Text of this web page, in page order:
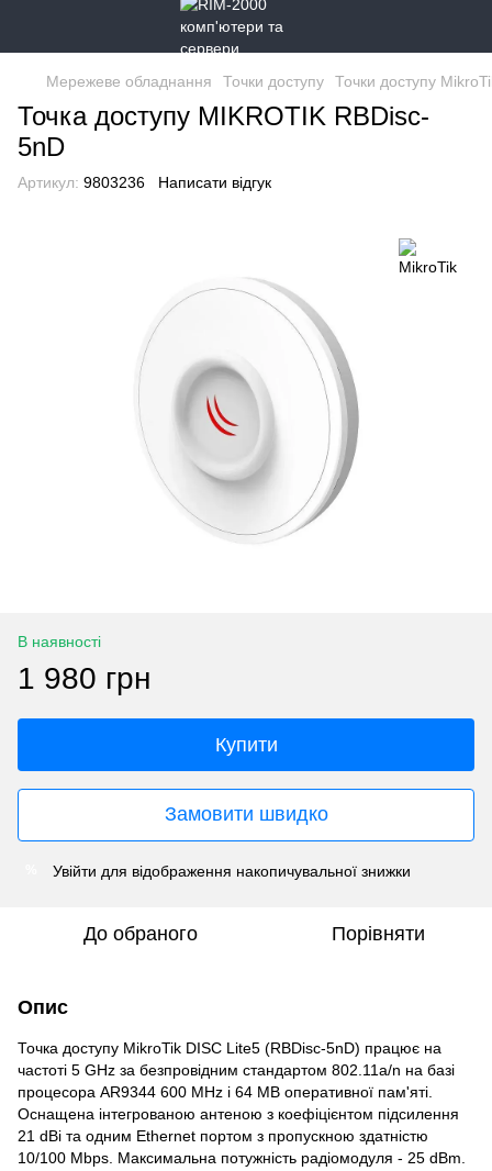
Мережеве обладнання Точки доступу Точки доступу
Точка доступу MIKROTIK RBDisc-
5nD
Артикул: 9803236 Написати відгук
В наявності
1 980 грн
Купити
Замовити швидко
Увійти для відображення накопичувальної знижки
До обраного Порівняти
Опис
Точка доступу MikroTik DISC Lite5 (RBDisc-5nD) працює на
частоті 5 GHz за безпровідним стандартом 802.11a/n на базі
процесора AR9344 600 MHz і 64 MB оперативної пам'яті.
Оснащена інтегрованою антеною з коефіцієнтом підсилення
21 dBi та одним Ethernet портом з пропускною здатністю
10/100 Mbps. Максимальна потужність радіомодуля - 25 dBm.